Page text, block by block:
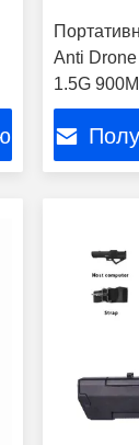
Anti
1.5G
Jammer